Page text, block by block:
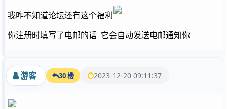
我咋不知道论坛还有这个福利
你注册时填写了电邮的话 它会自动发送电邮通知你
游客 30 楼 2023-12-20 09:11:37